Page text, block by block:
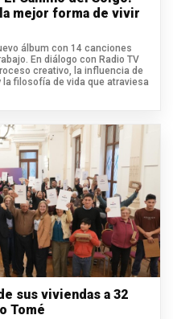
mejor forma de vivir
álbum con 14 canciones
En diálogo con Radio TV
creativo, la influencia de
la filosofía de vida que atraviesa
sus viviendas a 32
Tomé